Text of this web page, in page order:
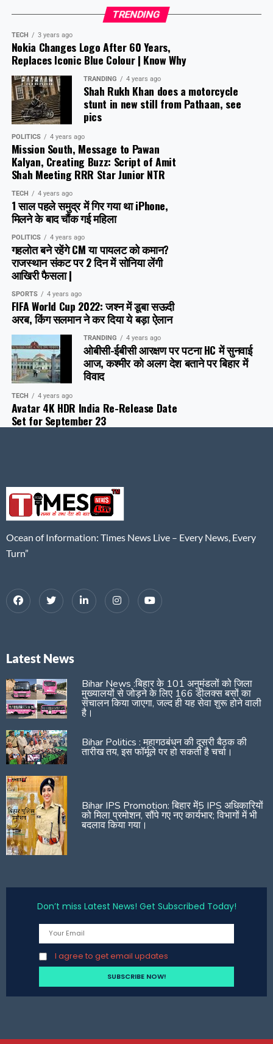
TRENDING
TECH 3 years ago
Nokia Changes Logo After 60 Years,
Replaces Iconic Blue Colour | Know Why
TRANDING 4 years ago
Shah Rukh Khan does a motorcycle
stunt in new still from Pathaan, see
pics
POLITICS 4 years ago
Mission South, Message to Pawan
Kalyan, Creating Buzz: Script of Amit
Shah Meeting RRR Star Junior NTR
TECH 4 years ago
1 साल पहले समुद्र में गिर गया था iPhone,
मिलने के बाद चौंक गई महिला
POLITICS 4 years ago
गहलोत बने रहेंगे CM या पायलट को कमान?
राजस्थान संकट पर 2 दिन में सोनिया लेंगी
आखिरी फैसला |
SPORTS 4 years ago
FIFA World Cup 2022: जश्न में डूबा सऊदी
अरब, क‍िंग सलमान ने कर दिया ये बड़ा ऐलान
TRANDING 4 years ago
ओबीसी-ईबीसी आरक्षण पर पटना HC में सुनवाई
आज, कश्मीर को अलग देश बताने पर बिहार में
विवाद
TECH 4 years ago
Avatar 4K HDR India Re-Release Date
Set for September 23
Ocean of Information: Times News Live – Every News, Every
Turn”
Latest News
Bihar News :बिहार के 101 अनुमंडलों को जिला
मुख्यालयों से जोड़ने के लिए 166 डीलक्स बसों का
संचालन किया जाएगा, जल्द ही यह सेवा शुरू होने वाली
है।
Bihar Politics : महागठबंधन की दूसरी बैठक की
तारीख तय, इस फॉर्मूले पर हो सकती है चर्चा।
Bihar IPS Promotion: बिहार में5 IPS अधिकारियों
को मिला प्रमोशन, सौंपे गए नए कार्यभार; विभागों में भी
बदलाव किया गया।
Don’t miss Latest News! Get Subscribed Today!
I agree to get email updates